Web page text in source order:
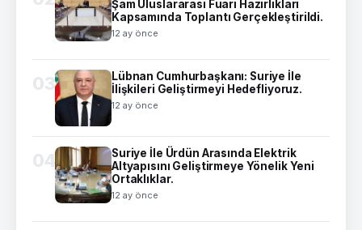
Şam Uluslararası Fuarı Hazırlıkları
Kapsamında Toplantı Gerçekleştirildi.
12 ay önce
03
Lübnan Cumhurbaşkanı: Suriye İle
İlişkileri Geliştirmeyi Hedefliyoruz.
12 ay önce
04
Suriye İle Ürdün Arasında Elektrik
Altyapısını Geliştirmeye Yönelik Yeni
Ortaklıklar.
12 ay önce